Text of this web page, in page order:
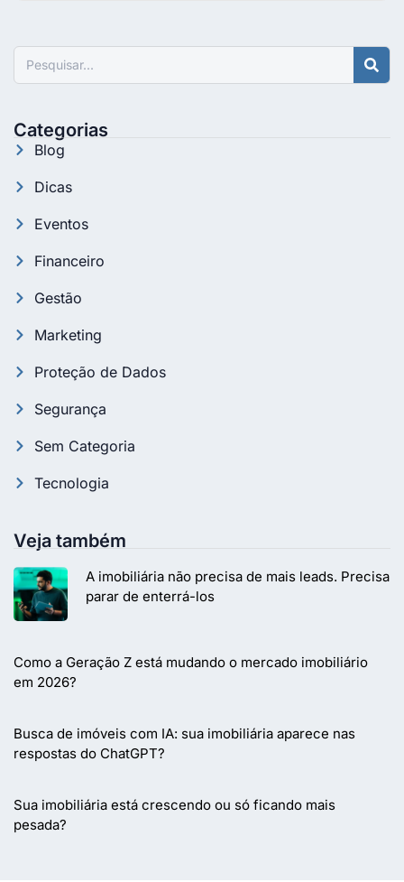
Pesquisar
Categorias
Blog
Dicas
Eventos
Financeiro
Gestão
Marketing
Proteção de Dados
Segurança
Sem Categoria
Tecnologia
Veja também
A imobiliária não precisa de mais leads. Precisa
parar de enterrá-los
Como a Geração Z está mudando o mercado imobiliário
em 2026?
Busca de imóveis com IA: sua imobiliária aparece nas
respostas do ChatGPT?
Sua imobiliária está crescendo ou só ficando mais
pesada?